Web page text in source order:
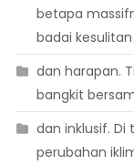
betapa
badai
dan harapan.
bangkit
dan inklusif.
perubahan